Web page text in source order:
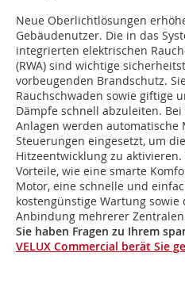
Neue Oberlichtlösungen
Gebäudenutzer. Die in das
integrierten elektrischen
(RWA) sind wichtige
vorbeugenden Brandschutz.
Rauchschwaden sowie giftige
Dämpfe schnell abzuleiten. Bei
Anlagen werden
Steuerungen eingesetzt, um
Hitzeentwicklung zu
Vorteile, wie eine smarte
Motor, eine schnelle und
kostengünstige Wartung
Anbindung mehrerer
Sie haben Fragen zu Ihrem
VELUX Commercial berät Sie